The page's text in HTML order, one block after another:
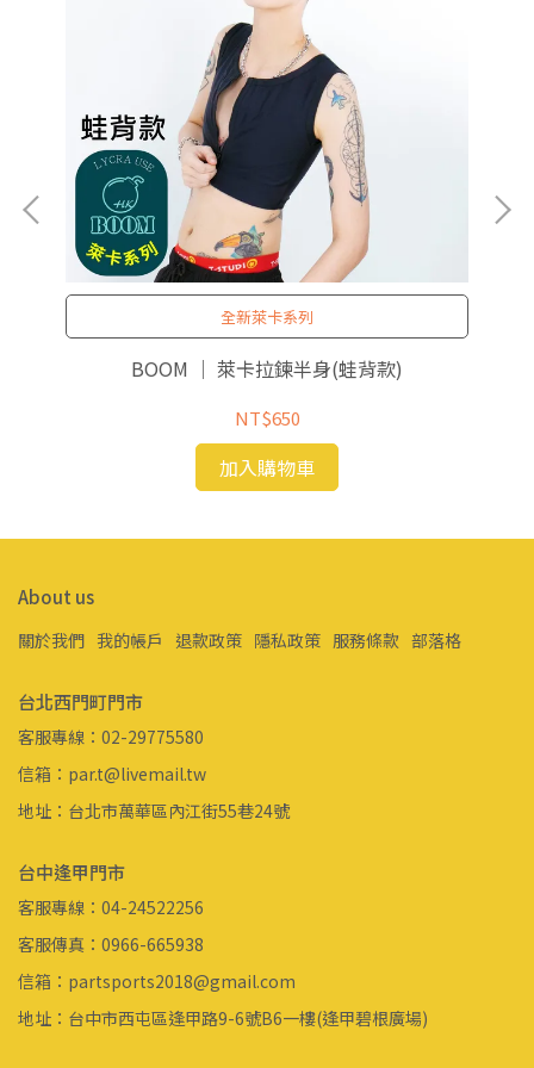
全新萊卡系列
BOOM ｜ 萊卡拉鍊半身(蛙背款)
NT$650
加入購物車
About us
關於我們 我的帳戶 退款政策 隱私政策 服務條款 部落格
台北西門町門市
客服專線：02-29775580
信箱：par.t@livemail.tw
地址：台北市萬華區內江街55巷24號
台中逢甲門市
客服專線：04-24522256
客服傳真：0966-665938
信箱：partsports2018@gmail.com
地址：台中市西屯區逢甲路9-6號B6一樓(逢甲碧根廣場)